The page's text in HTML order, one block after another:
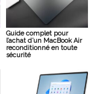
Guide complet pour
l’achat d’un MacBook Air
reconditionné en toute
sécurité